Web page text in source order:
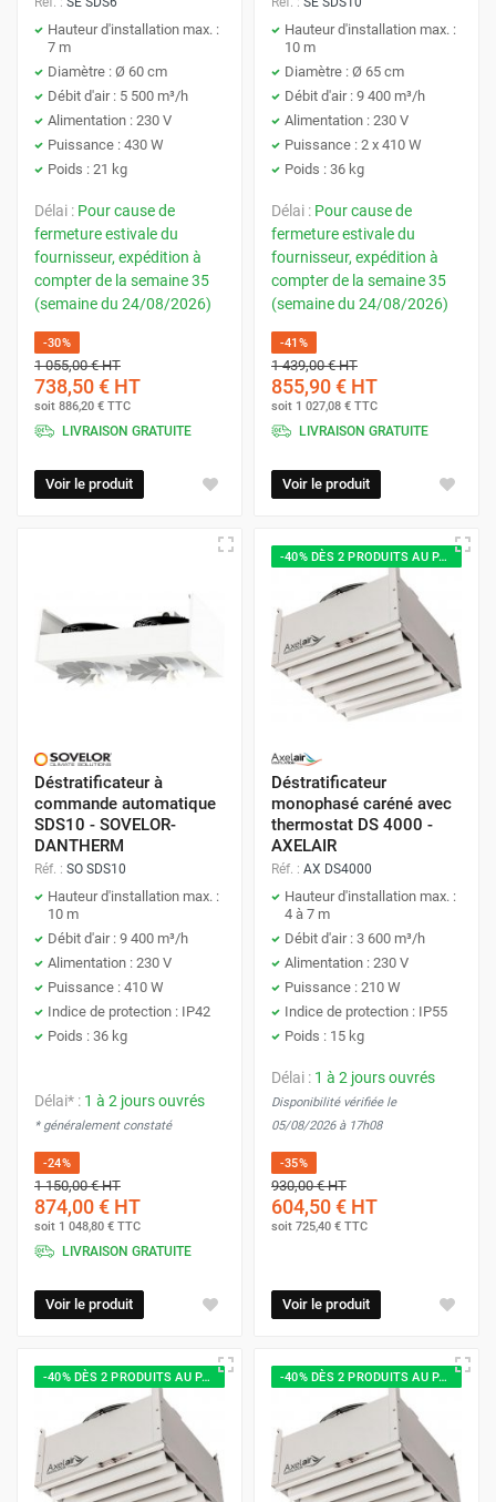
Hauteur d'installation max. :
7 m
Diamètre : Ø 60 cm
Débit d'air : 5 500 m³/h
Alimentation : 230 V
Puissance : 430 W
Poids : 21 kg
Délai : Pour cause de
fermeture estivale du
fournisseur, expédition à
compter de la semaine 35
(semaine du 24/08/2026)
-30%
1 055,00 €HT
738,50 € HT
soit 886,20 € TTC
LIVRAISON GRATUITE
Voir le produit
Hauteur d'installation max. :
10 m
Diamètre : Ø 65 cm
Débit d'air : 9 400 m³/h
Alimentation : 230 V
Puissance : 2 x 410 W
Poids : 36 kg
Délai : Pour cause de
fermeture estivale du
fournisseur, expédition à
compter de la semaine 35
(semaine du 24/08/2026)
-41%
1 439,00 €HT
855,90 € HT
soit 1 027,08 € TTC
LIVRAISON GRATUITE
Voir le produit
Déstratificateur à
commande automatique
SDS10 - SOVELOR-
DANTHERM
Réf. : SO SDS10
Hauteur d'installation max. :
10 m
Débit d'air : 9 400 m³/h
Alimentation : 230 V
Puissance : 410 W
Indice de protection : IP42
Poids : 36 kg
Délai* : 1 à 2 jours ouvrés
* généralement constaté
-24%
1 150,00 €HT
874,00 € HT
soit 1 048,80 € TTC
LIVRAISON GRATUITE
Voir le produit
-40% DÈS 2 PRODUITS AU PANIER
Déstratificateur
monophasé caréné avec
thermostat DS 4000 -
AXELAIR
Réf. : AX DS4000
Hauteur d'installation max. :
4 à 7 m
Débit d'air : 3 600 m³/h
Alimentation : 230 V
Puissance : 210 W
Indice de protection : IP55
Poids : 15 kg
Délai : 1 à 2 jours ouvrés
Disponibilité vérifiée le
05/08/2026 à 17h08
-35%
930,00 €HT
604,50 € HT
soit 725,40 € TTC
Voir le produit
-40% DÈS 2 PRODUITS AU PANIER -40% DÈS 2 PRODUITS AU PANIER